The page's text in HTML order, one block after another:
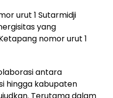
urut 1 Sutarmidji
yang
nomor urut 1
antara
hingga kabupaten